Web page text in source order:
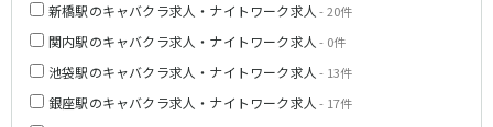
新橋駅のキャバクラ求人・ナイトワーク求人 - 20件
関内駅のキャバクラ求人・ナイトワーク求人 - 0件
池袋駅のキャバクラ求人・ナイトワーク求人 - 13件
銀座駅のキャバクラ求人・ナイトワーク求人 - 17件
志木駅
朝霞台駅
上福岡駅
大山駅
川越市駅
成増駅
みずほ台駅
北池袋駅